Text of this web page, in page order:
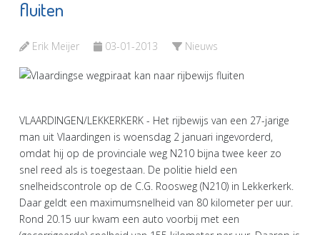
fluiten
Erik Meijer 03-01-2013 Nieuws
VLAARDINGEN/LEKKERKERK - Het rijbewijs van een 27-jarige
man uit Vlaardingen is woensdag 2 januari ingevorderd,
omdat hij op de provinciale weg N210 bijna twee keer zo
snel reed als is toegestaan. De politie hield een
snelheidscontrole op de C.G. Roosweg (N210) in Lekkerkerk.
Daar geldt een maximumsnelheid van 80 kilometer per uur.
Rond 20.15 uur kwam een auto voorbij met een